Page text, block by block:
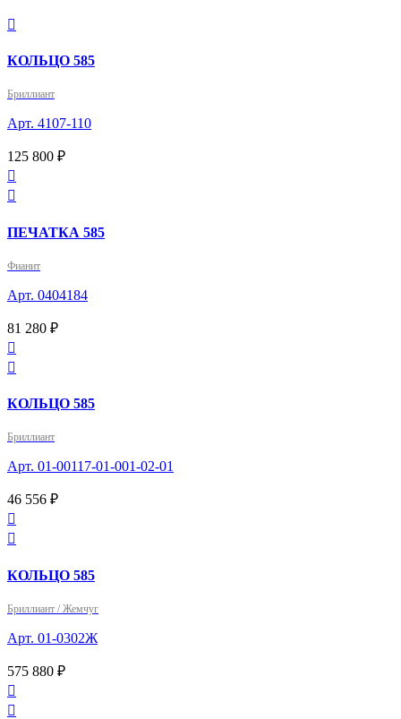

КОЛЬЦО 585
Бриллиант
Арт. 4107-110
125 800 ₽


ПЕЧАТКА 585
Фианит
Арт. 0404184
81 280 ₽


КОЛЬЦО 585
Бриллиант
Арт. 01-00117-01-001-02-01
46 556 ₽


КОЛЬЦО 585
Бриллиант / Жемчуг
Арт. 01-0302Ж
575 880 ₽

